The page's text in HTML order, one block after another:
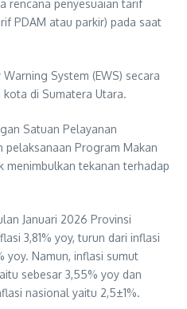
rencana penyesuaian tarif
PDAM atau parkir) pada saat
System (EWS) secara
di Sumatera Utara.
Satuan Pelayanan
pelaksanaan Program Makan
menimbulkan tekanan terhadap
Januari 2026 Provinsi
3,81% yoy, turun dari inflasi
yoy. Namun, inflasi sumut
sebesar 3,55% yoy dan
nasional yaitu 2,5±1%.